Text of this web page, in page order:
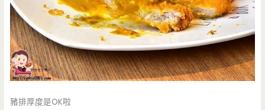
豬排厚度是OK啦